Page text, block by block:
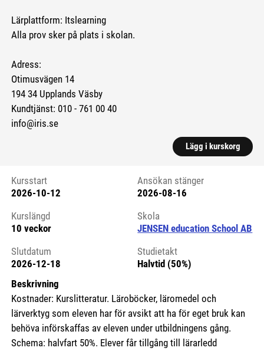
Lärplattform: Itslearning
Alla prov sker på plats i skolan.
Adress:
Otimusvägen 14
194 34 Upplands Väsby
Kundtjänst: 010 - 761 00 40
info@iris.se
Lägg i kurskorg
Kursstart 6081304
Kursstart
2026-10-12
Ansökan stänger
2026-08-16
Kurslängd
10 veckor
Skola
JENSEN education School AB
Slutdatum
2026-12-18
Studietakt
Halvtid (50%)
Beskrivning
Kostnader: Kurslitteratur. Läroböcker, läromedel och
lärverktyg som eleven har för avsikt att ha för eget bruk kan
behöva införskaffas av eleven under utbildningens gång.
Schema: halvfart 50%. Elever får tillgång till lärarledd